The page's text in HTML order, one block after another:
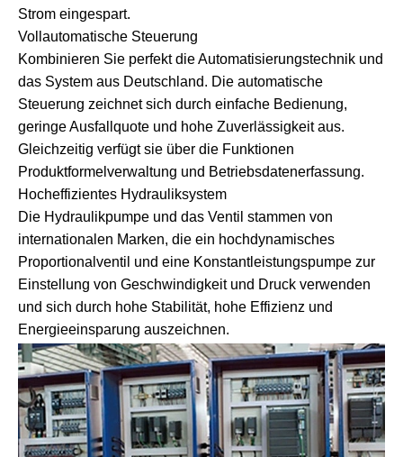
Strom eingespart.
Vollautomatische Steuerung
Kombinieren Sie perfekt die Automatisierungstechnik und
das System aus Deutschland. Die automatische
Steuerung zeichnet sich durch einfache Bedienung,
geringe Ausfallquote und hohe Zuverlässigkeit aus.
Gleichzeitig verfügt sie über die Funktionen
Produktformelverwaltung und Betriebsdatenerfassung.
Hocheffizientes Hydrauliksystem
Die Hydraulikpumpe und das Ventil stammen von
internationalen Marken, die ein hochdynamisches
Proportionalventil und eine Konstantleistungspumpe zur
Einstellung von Geschwindigkeit und Druck verwenden
und sich durch hohe Stabilität, hohe Effizienz und
Energieeinsparung auszeichnen.